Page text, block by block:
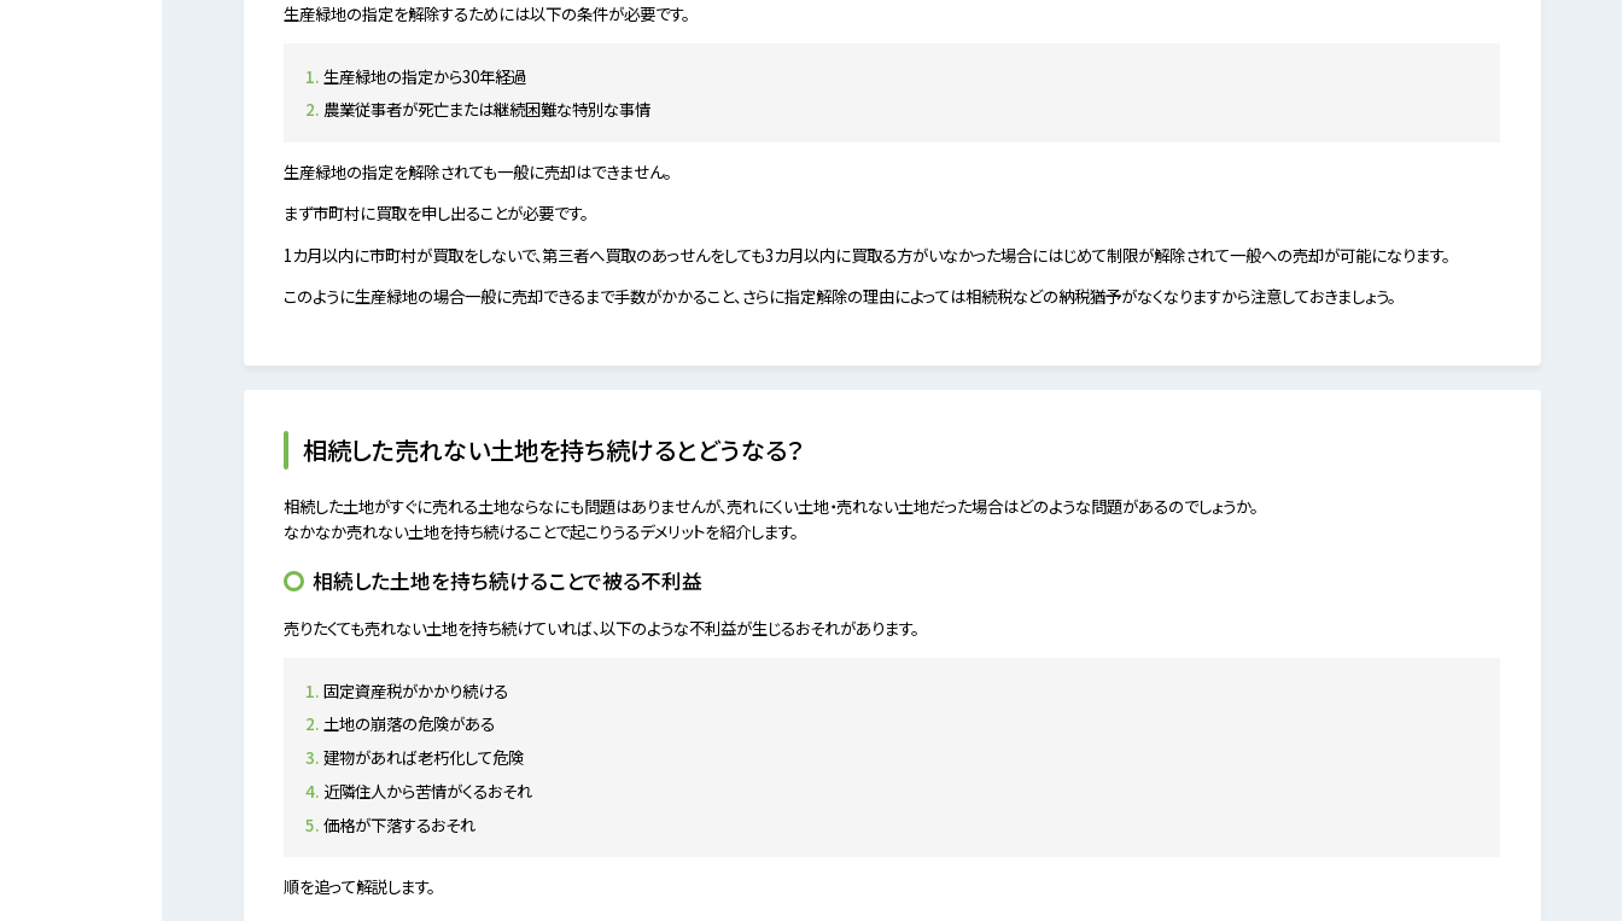
生産緑地の指定を解除するためには以下の条件が必要です。
生産緑地の指定から30年経過
農業従事者が死亡または継続困難な特別な事情
生産緑地の指定を解除されても一般に売却はできません。
まず市町村に買取を申し出ることが必要です。
1カ月以内に市町村が買取をしないで、第三者へ買取のあっせんをしても3カ月以内に買取る方がいなかった場合にはじめて制限が解除されて一般への売却が可能になります。
このように生産緑地の場合一般に売却できるまで手数がかかること、さらに指定解除の理由によっては相続税などの納税猶予がなくなりますから注意しておきましょう。
相続した売れない土地を持ち続けるとどうなる？
相続した土地がすぐに売れる土地ならなにも問題はありませんが、売れにくい土地・売れない土地だった場合はどのような問題があるのでしょうか。
なかなか売れない土地を持ち続けることで起こりうるデメリットを紹介します。
相続した土地を持ち続けることで被る不利益
売りたくても売れない土地を持ち続けていれば、以下のような不利益が生じるおそれがあります。
固定資産税がかかり続ける
土地の崩落の危険がある
建物があれば老朽化して危険
近隣住人から苦情がくるおそれ
価格が下落するおそれ
順を追って解説します。